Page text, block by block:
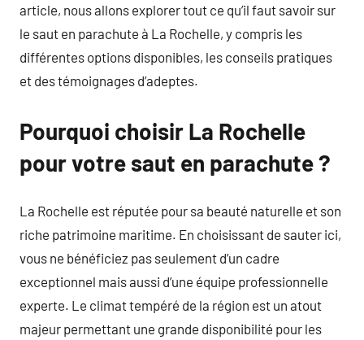
article, nous allons explorer tout ce qu’il faut savoir sur
le saut en parachute à La Rochelle, y compris les
différentes options disponibles, les conseils pratiques
et des témoignages d’adeptes.
Pourquoi choisir La Rochelle
pour votre saut en parachute ?
La Rochelle est réputée pour sa beauté naturelle et son
riche patrimoine maritime. En choisissant de sauter ici,
vous ne bénéficiez pas seulement d’un cadre
exceptionnel mais aussi d’une équipe professionnelle
experte. Le climat tempéré de la région est un atout
majeur permettant une grande disponibilité pour les